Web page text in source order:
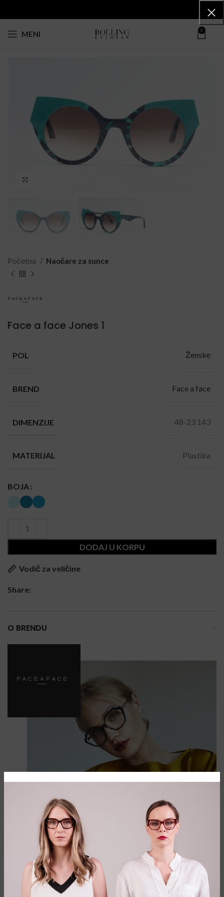
MENI 0
Početna Naočare za sunce
Face a face Jones 1
POL Ženske
BREND Face a face
DIMENZIJE 48-23 143
MATERIJAL Plastika
BOJA
DODAJ U KORPU
Vodič za veličine
Share:
O BRENDU
Kreatorski brend nove forme stopljen sa
umetničkom lepotom. Prepustite se
ovom svetu